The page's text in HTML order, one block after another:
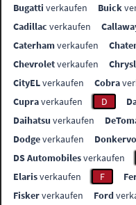
Bugatti verkaufen Buick
Cadillac verkaufen
Caterhamverkaufen
Chevroletverkaufen
CityELverkaufen Cobra
Cupraverkaufen D
Daihatsu verkaufen
Dodgeverkaufen
DS Automobilesverkaufen
Elarisverkaufen F
Fiskerverkaufen Ford